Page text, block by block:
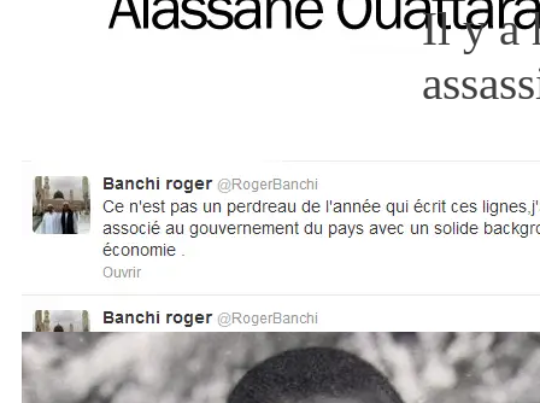
Il y a